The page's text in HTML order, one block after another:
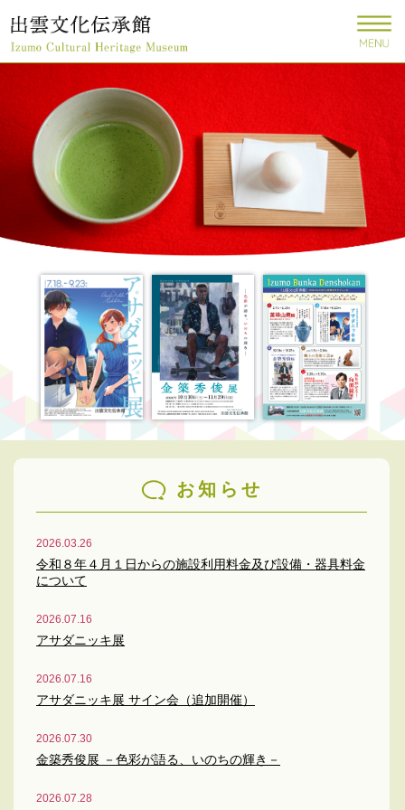
このページの本文へ
化
伝
承
お知らせ
2026.03.26
令和８年４月１日からの施設利用料金及び設備・器具料金
について
2026.07.16
アサダニッキ展
2026.07.16
アサダニッキ展 サイン会（追加開催）
2026.07.30
金築秀俊展 －色彩が語る、いのちの輝き－
2026.07.28